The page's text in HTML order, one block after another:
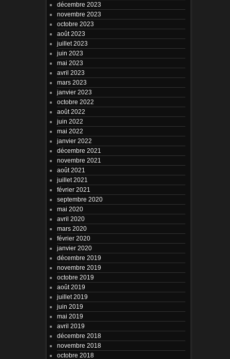
décembre 2023
novembre 2023
octobre 2023
août 2023
juillet 2023
juin 2023
mai 2023
avril 2023
mars 2023
janvier 2023
octobre 2022
août 2022
juin 2022
mai 2022
janvier 2022
décembre 2021
novembre 2021
août 2021
juillet 2021
février 2021
septembre 2020
mai 2020
avril 2020
mars 2020
février 2020
janvier 2020
décembre 2019
novembre 2019
octobre 2019
août 2019
juillet 2019
juin 2019
mai 2019
avril 2019
décembre 2018
novembre 2018
octobre 2018